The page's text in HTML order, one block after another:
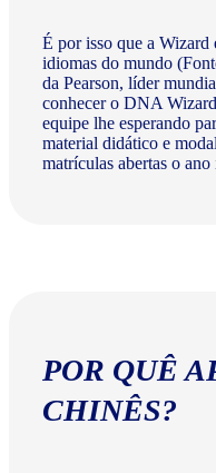
É por isso que a Wizard
idiomas do mundo
da Pearson, líder
conhecer o DNA
equipe lhe esperando
material didático e
matrículas abertas o
POR QUÊ
CHINÊS?